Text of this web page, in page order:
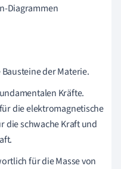
Diagrammen
Bausteine der Materie.
Kräfte.
die elektromagnetische
die schwache Kraft und
für die Masse von